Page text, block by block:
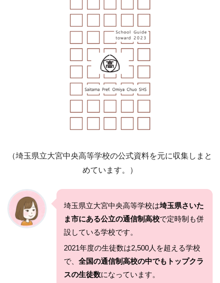
（埼玉県立大宮中央高等学校の公式資料を元に収集しまと
めています。）
埼玉県立大宮中央高等学校は埼玉県さいた
ま市にある公立の通信制高校で定時制も併
設している学校です。
2021年度の生徒数は2,500人を超える学校
で、 全国の通信制高校の中でもトップクラ
スの生徒数になっています。